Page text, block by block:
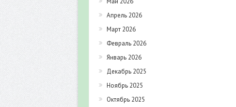
Апрель 2026
Март 2026
Февраль 2026
Январь 2026
Декабрь 2025
Ноябрь 2025
Октябрь 2025